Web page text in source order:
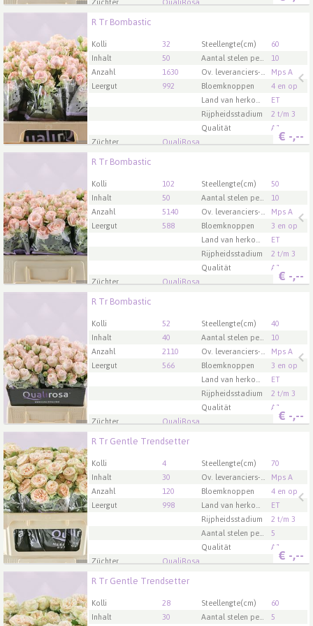
R Tr Bombastic
Kolli 32 Steellengte(cm)
60
Inhalt
50 Aantal stelen per bos
10
Anzahl
1630
Mps A
Leergut
992 Bloemknoppen
4 en op
ET
Rijpheidsstadium
2 t/m 3
Qualität
A1
Züchter
QualiRosa € -,--
R Tr Bombastic
U moet ingelogd zijn om te kunnen kopen.Klik hier
om in te loggen.
R Tr Bombastic
Kolli 102 Steellengte(cm)
50
Inhalt
50 Aantal stelen per bos
10
Anzahl
5140
Mps A
Leergut
588 Bloemknoppen
3 en op
ET
Rijpheidsstadium
2 t/m 3
Qualität
A1
Züchter
QualiRosa € -,--
R Tr Bombastic
U moet ingelogd zijn om te kunnen kopen.Klik hier
om in te loggen.
R Tr Bombastic
Kolli 52 Steellengte(cm)
40
Inhalt
40 Aantal stelen per bos
10
Anzahl
2110
Mps A
Leergut
566 Bloemknoppen
3 en op
ET
Rijpheidsstadium
2 t/m 3
Qualität
A1
Züchter
QualiRosa € -,--
R Tr Bombastic
U moet ingelogd zijn om te kunnen kopen.Klik hier
om in te loggen.
R Tr Gentle Trendsetter
Kolli 4 Steellengte(cm)
70
Inhalt
30
Mps A
Anzahl
120 Bloemknoppen
4 en op
Leergut
998
ET
Rijpheidsstadium
2 t/m 3
Aantal stelen per bos
5
Qualität
A1
Züchter
QualiRosa € -,--
R Tr Gentle Trendsetter
U moet ingelogd zijn om te kunnen kopen.Klik hier
om in te loggen.
R Tr Gentle Trendsetter
Kolli 28 Steellengte(cm)
60
Inhalt
30 Aantal stelen per bos
5
R Tr Gentle Trendsetter
U moet ingelogd zijn om te kunnen kopen.Klik hier
om in te loggen.